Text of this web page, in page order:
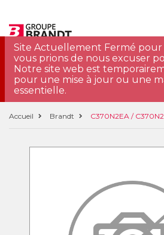
Site Actuellement Fermé pour
vous prions de nous excuser
Notre site web est
pour une mise à jour ou une
essentielle.
Accueil Brandt C370N2EA /